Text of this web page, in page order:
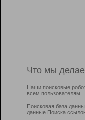
Что мы
Наши поисковые
всем пользователям.
Поисковая база
данные Поиска